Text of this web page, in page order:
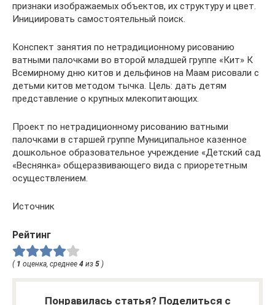
признаки изображаемых объектов, их структуру и цвет.
Инициировать самостоятельный поиск.
Конспект занятия по нетрадиционному рисованию
ватными палочками во второй младшей группе «Кит» К
Всемирному дню китов и дельфинов на Маам рисовали с
детьми китов методом тычка. Цель: дать детям
представление о крупных млекопитающих.
Проект по нетрадиционному рисованию ватными
палочками в старшей группе Муниципальное казенное
дошкольное образовательное учреждение «Детский сад
«Веснянка» общеразвивающего вида с приорететным
осуществлением.
Источник
Рейтинг
( 1 оценка, среднее 4 из 5 )
Понравилась статья? Поделиться с